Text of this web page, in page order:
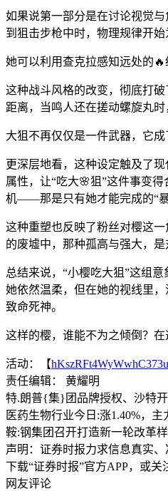
如果说第一部分是在讨论视觉
到狙击步枪中时，物理规律开
她可以利用查克拉感知远处的
这种战斗风格的改变，彻底打
距离，当鸣人还在搓动螺旋丸
大狙不再仅仅是一件武器，它
更深层地看，这种设定触及了
属性，让“吃大🌸狙”这件事变
机——那是只有她才能完成的“暴
这种重塑也反映了粉丝对樱这
的废墟中，那种孤高与强大，
总结来说，“小樱吃大狙”这组
她依然温柔，但在她的视线里
致命死神。
这样的樱，谁能不为之倾倒？
活动：【
责任编辑： 黄耀明
特.朗普{集}团品牌授权、沙特
医药生物行业今日:涨1.40%，
鞍:钢集团召开打造新一轮改革
声明：证券时报力求信息真实
下载“证券时报”官方APP，或
网友评论